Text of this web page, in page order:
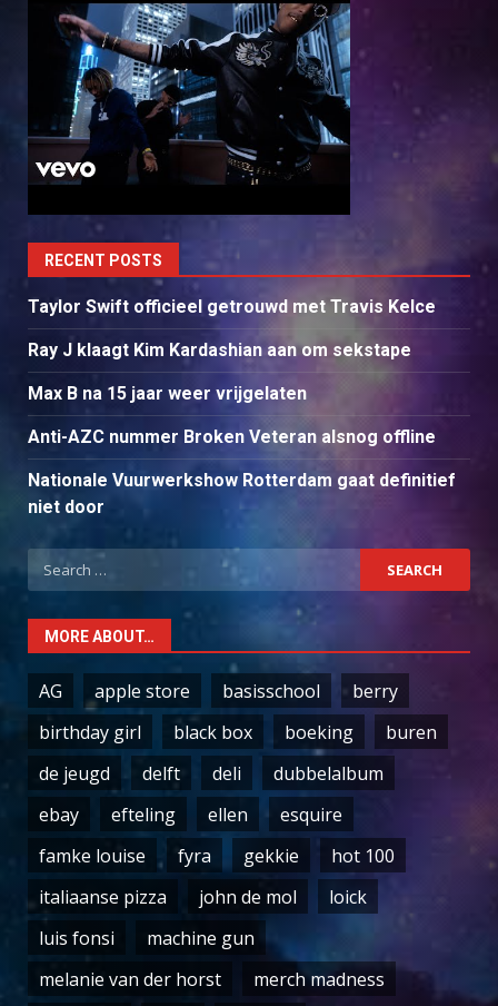
RECENT POSTS
Taylor Swift officieel getrouwd met Travis Kelce
Ray J klaagt Kim Kardashian aan om sekstape
Max B na 15 jaar weer vrijgelaten
Anti-AZC nummer Broken Veteran alsnog offline
Nationale Vuurwerkshow Rotterdam gaat definitief
niet door
Search
for:
MORE ABOUT…
AG apple store basisschool
berry
birthday girl
black box boeking
buren
de jeugd
delft deli
dubbelalbum
ebay
efteling ellen
esquire
famke louise
fyra gekkie
hot 100
italiaanse pizza
john de mol
loick
luis fonsi
machine gun
melanie van der horst
merch madness